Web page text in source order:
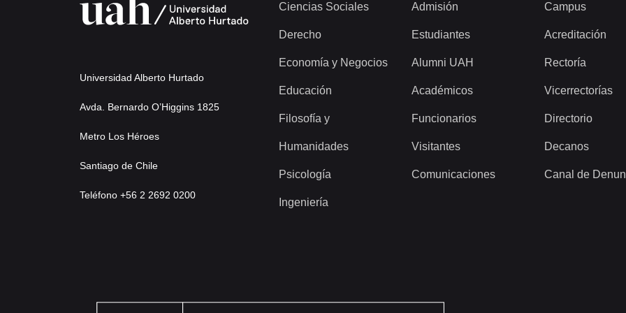
Universidad Alberto Hurtado
Avda. Bernardo O’Higgins 1825
Metro Los Héroes
Santiago de Chile
Teléfono +56 2 2692 0200
Ciencias Sociales
Derecho
Economía y Negocios
Educación
Filosofía y
Humanidades
Psicología
Ingeniería
Admisión
Estudiantes
Alumni UAH
Académicos
Funcionarios
Visitantes
Comunicaciones
Campus
Acreditación
Rectoría
Vicerrectorías
Directorio
Decanos
Canal de